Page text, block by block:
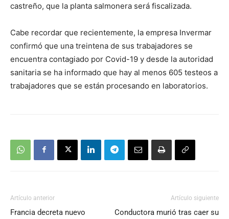
castreño, que la planta salmonera será fiscalizada.
Cabe recordar que recientemente, la empresa Invermar
confirmó que una treintena de sus trabajadores se
encuentra contagiado por Covid-19 y desde la autoridad
sanitaria se ha informado que hay al menos 605 testeos a
trabajadores que se están procesando en laboratorios.
Artículo anterior
Francia decreta nuevo
Artículo siguiente
Conductora murió tras caer su